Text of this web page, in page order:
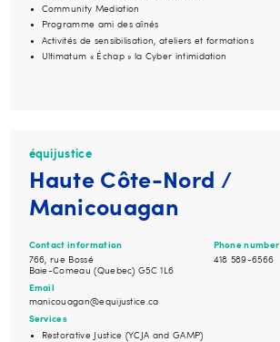
Community Mediation
Programme ami des aînés
Activités de sensibilisation, ateliers et formations
Ultimatum « Échap » la Cyber intimidation
équijustice
Haute Côte-Nord /
Manicouagan
Contact information
766, rue Bossé
Baie-Comeau (Quebec) G5C 1L6
Phone number
418 589-6566
Email
manicouagan@equijustice.ca
Services
Restorative Justice (YCJA and GAMP)